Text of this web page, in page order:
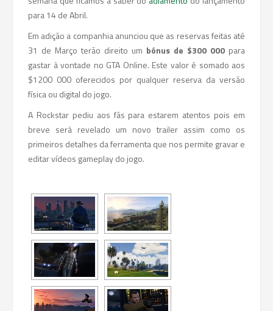
para 14 de Abril.
Em adição a companhia anunciou que as reservas feitas até
31 de Março terão direito um bónus de $300 000 para
gastar à vontade no GTA Online. Este valor é somado aos
$1200 000 oferecidos por qualquer reserva da versão
física ou digital do jogo.
A Rockstar pediu aos fãs para estarem atentos pois em
breve será revelado um novo trailer assim como os
primeiros detalhes da ferramenta que nos permite gravar e
editar vídeos gameplay do jogo.